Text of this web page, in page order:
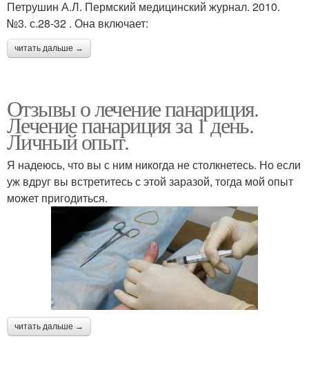
Петрушин А.Л. Пермский медицинский журнал. 2010.
№3. с.28-32 . Она включает:
читать дальше →
Отзывы о лечение панариция.
Лечение панариция за 1 день.
Личный опыт.
Я надеюсь, что вы с ним никогда не столкнетесь. Но если
уж вдруг вы встретитесь с этой заразой, тогда мой опыт
может пригодиться.
читать дальше →